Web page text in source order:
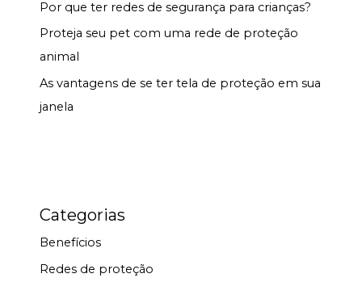
Por que ter redes de segurança para crianças?
Proteja seu pet com uma rede de proteção
animal
As vantagens de se ter tela de proteção em sua
janela
Categorias
Benefícios
Redes de proteção